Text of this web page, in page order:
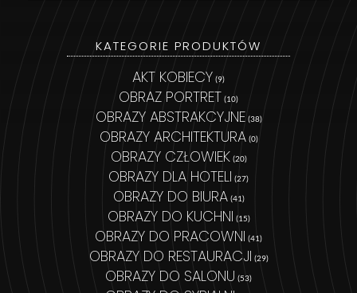
KATEGORIE PRODUKTÓW
AKT KOBIECY (9)
OBRAZ PORTRET (10)
OBRAZY ABSTRAKCYJNE (38)
OBRAZY ARCHITEKTURA (0)
OBRAZY CZŁOWIEK (20)
OBRAZY DLA HOTELI (27)
OBRAZY DO BIURA (41)
OBRAZY DO KUCHNI (15)
OBRAZY DO PRACOWNI (41)
OBRAZY DO RESTAURACJI (29)
OBRAZY DO SALONU (53)